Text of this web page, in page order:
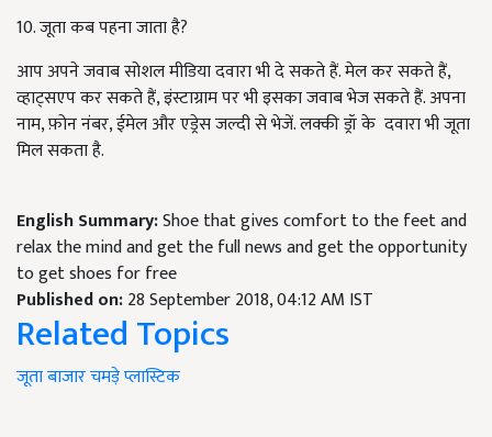
10. जूता कब पहना जाता है?
आप अपने जवाब सोशल मीडिया दवारा भी दे सकते हैं. मेल कर सकते हैं,
व्हाट्सएप कर सकते हैं, इंस्टाग्राम पर भी इसका जवाब भेज सकते हैं. अपना
नाम, फ़ोन नंबर, ईमेल और एड्रेस जल्दी से भेजें. लक्की ड्रॉ के दवारा भी जूता
मिल सकता है.
English Summary:Shoe that gives comfort to the feet and
relax the mind and get the full news and get the opportunity
to get shoes for free
Published on:28 September 2018, 04:12 AM IST
Related Topics
जूताबाजारचमड़ेप्लास्टिक